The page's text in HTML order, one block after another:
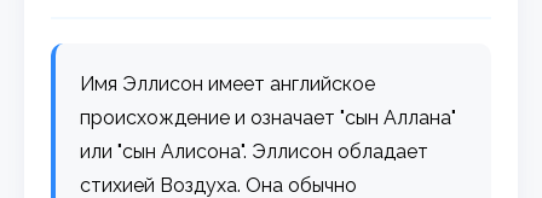
Имя Эллисон имеет английское
происхождение и означает "сын Аллана"
или "сын Алисона". Эллисон обладает
стихией Воздуха. Она обычно